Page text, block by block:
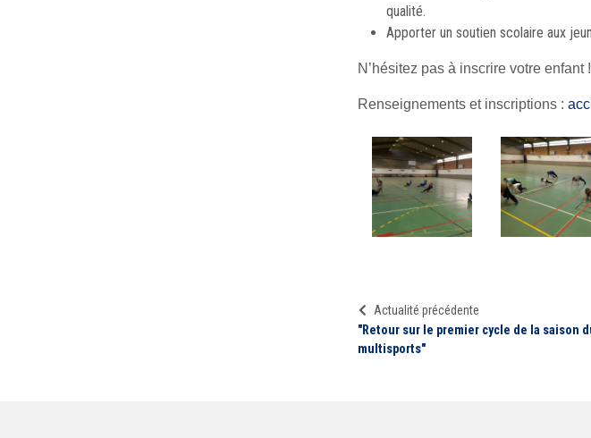
qualité.
Apporter un soutien scolaire aux
N’hésitez pas à inscrire votre enfant !
Renseignements et inscriptions :
Actualité précédente
"Retour sur le premier cycle de la saison
multisports"